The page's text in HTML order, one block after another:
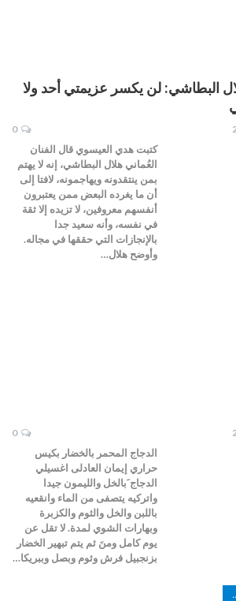
البطاشي: لن يكسر عزيمتي أحد ولا
0
كتبت هدي العيسوي قال الفنان
العُماني هلال البطاشي، إنه لا يهتم
بمن ينتقدونه ويهاجمونه، لافتا إلى
أن ما يغرده البعض ممن يعتبرون
أنفسهم معروفين، لا تزيده إلا ثقة
في نفسه، وأنه سعيد جدا
بالإنجازات التي حققها في مجاله.
وأوضح هلال…
0
الدجاج المحمر بالخضار بكيس
حراري إيمان العادلى اغسيلي
الدجاج َبالخل والليمون جيدا
واتركيه يتصفى من الماء وانقعيه
باللبن والخل والثوم والكزبرة
وبهارات الشوي لمدة. لا تقل عن
يوم كامل ومنَ ثم يتم تبهير الخضار
بزنجبيل فرش وثوم وبصل وببريكا…
..الموضة